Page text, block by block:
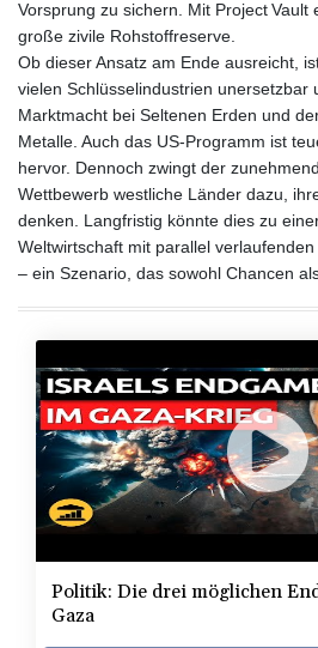
Vorsprung zu sichern. Mit Project Vault
große zivile Rohstoffreserve.
Ob dieser Ansatz am Ende ausreicht,
vielen Schlüsselindustrien unersetzbar
Marktmacht bei Seltenen Erden und
Metalle. Auch das US‑Programm ist
hervor. Dennoch zwingt der
Wettbewerb westliche Länder dazu,
denken. Langfristig könnte dies zu
Weltwirtschaft mit parallel
– ein Szenario, das sowohl Chancen
Politik: Die drei möglichen
Gaza